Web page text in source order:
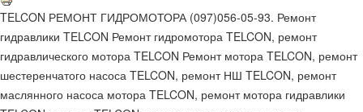
TELCON РЕМОНТ ГИДРОМОТОРА (097)056-05-93. Ремонт
гидравлики TELCON Ремонт гидромотора TELCON, ремонт
гидравлического мотора TELCON Ремонт мотора TELCON, ремонт
шестеренчатого насоса TELCON, ремонт НШ TELCON, ремонт
маслянного насоса мотора TELCON, ремонт мотора гидравлики